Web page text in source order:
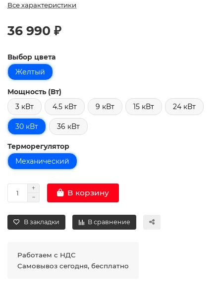
Все характеристики
36 990 ₽
Выбор цвета
Желтый
Мощность (Вт)
3 кВт
4.5 кВт 9 кВт 15 кВт 24 кВт
30 кВт 36 кВт
Терморегулятор
Механический
В корзину
В закладки В сравнение
Работаем с НДС
Самовывоз сегодня, бесплатно